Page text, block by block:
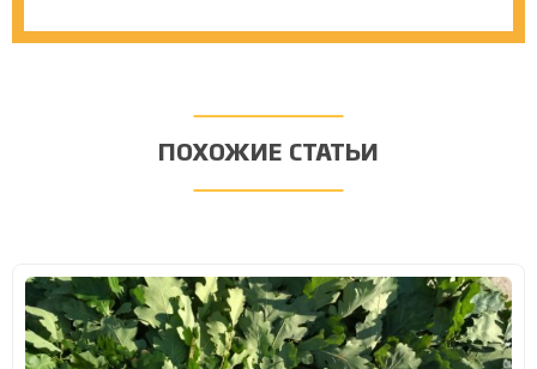
ПОХОЖИЕ СТАТЬИ